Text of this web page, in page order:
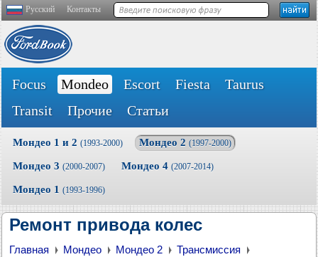
Русский Контакты
Focus Mondeo Escort Fiesta
Taurus
Transit
Прочие Статьи
Мондео 1 и 2 (1993-2000) Мондео 2 (1997-2000)
Мондео 3 (2000-2007) Мондео 4 (2007-2014)
Мондео 1 (1993-1996)
Ремонт привода колес
Главная Мондео Мондео 2
Трансмиссия